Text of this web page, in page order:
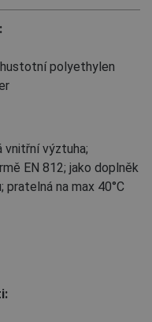
polyethylen
výztuha;
EN 812; jako doplněk
na max 40°C